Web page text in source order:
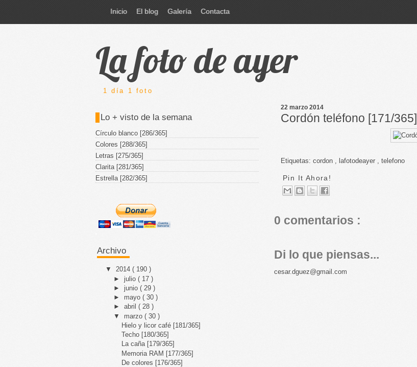
Inicio El blog Galería Contacta
La foto de ayer
1 día 1 foto
22 marzo 2014
Cordón teléfono [171/365]
Etiquetas: cordon lafotodeayer telefono
Pin It Ahora!
0 comentarios :
Di lo que piensas...
cesar.dguez@gmail.com
Lo + visto de la semana
Círculo blanco [286/365]
Colores [288/365]
Letras [275/365]
Clarita [281/365]
Estrella [282/365]
Archivo
▼ 2014 ( 190 )
► julio ( 17 )
► junio ( 29 )
► mayo ( 30 )
► abril ( 28 )
▼ marzo ( 30 )
Hielo y licor café [181/365]
Techo [180/365]
La caña [179/365]
Memoria RAM [177/365]
De colores [176/365]